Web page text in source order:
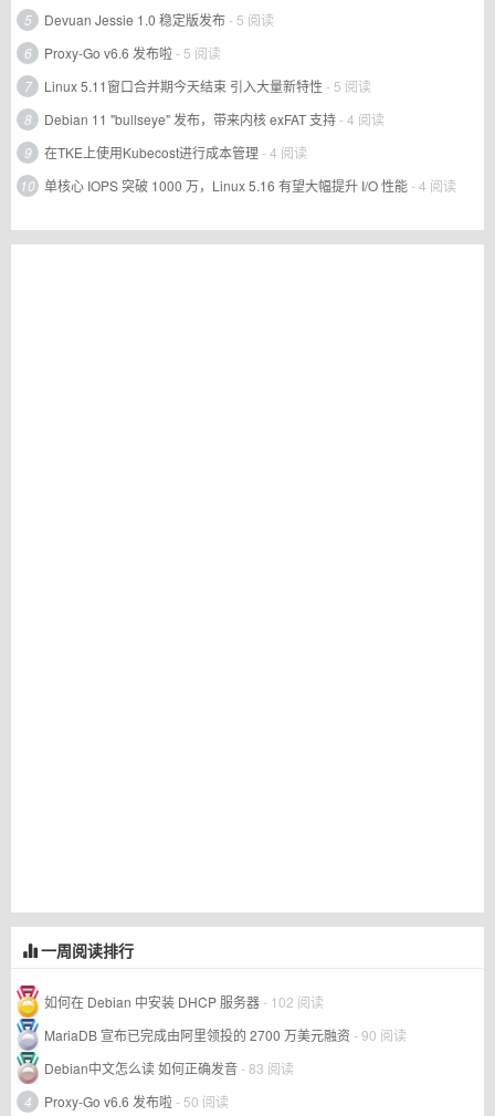
5
Devuan Jessie 1.0 稳定版发布- 5 阅读
6
Proxy-Go v6.6 发布啦- 5 阅读
7
Linux 5.11窗口合并期今天结束 引入大量新特性 - 5 阅读
8
Debian 11 "bullseye" 发布，带来内核 exFAT 支持- 4 阅读
9
在TKE上使用Kubecost进行成本管理- 4 阅读
10 单核心 IOPS 突破 1000 万，Linux 5.16 有望大幅提升 I/O 性能- 4 阅读
一周阅读排行
如何在 Debian 中安装 DHCP 服务器- 102 阅读
MariaDB 宣布已完成由阿里领投的 2700 万美元融资 - 90 阅读
Debian中文怎么读 如何正确发音- 83 阅读
4
Proxy-Go v6.6 发布啦- 50 阅读